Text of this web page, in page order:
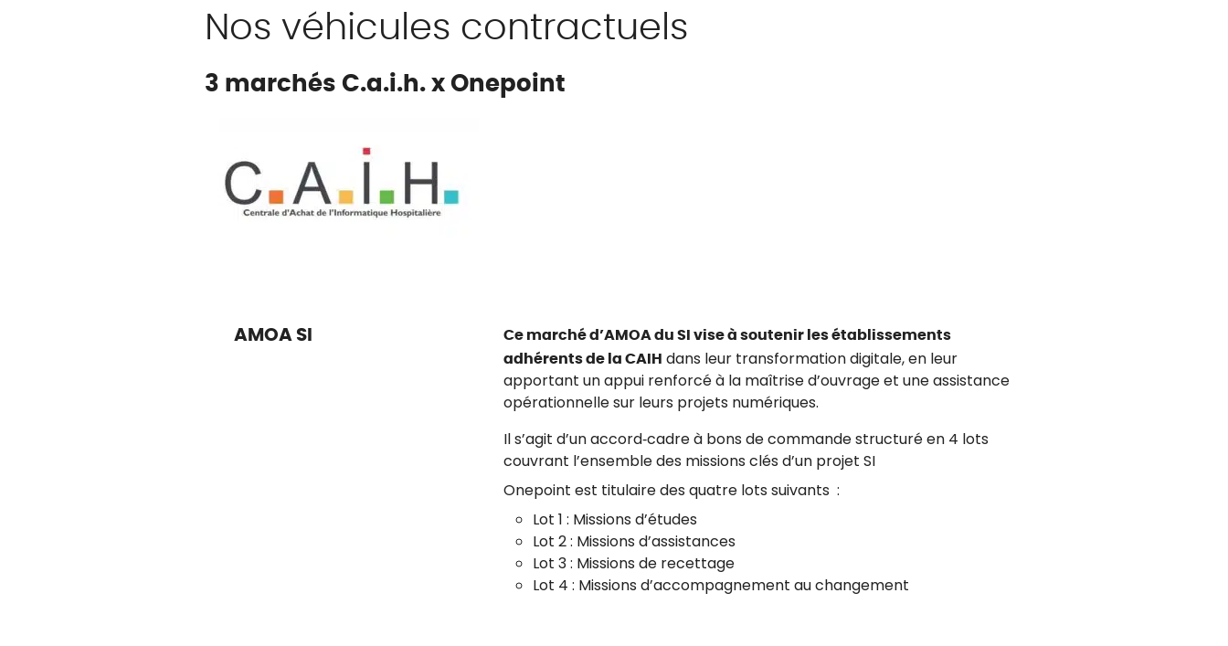
Nos véhicules contractuels
3 marchés C.a.i.h. x Onepoint
AMOA SI
Ce marché d’AMOA du SI vise à soutenir les établissements
adhérents de la CAIH dans leur transformation digitale, en leur
apportant un appui renforcé à la maîtrise d’ouvrage et une assistance
opérationnelle sur leurs projets numériques.
Il s’agit d’un accord‑cadre à bons de commande structuré en 4 lots
couvrant l’ensemble des missions clés d’un projet SI
Onepoint est titulaire des quatre lots suivants :
Lot 1 : Missions d’études
Lot 2 : Missions d’assistances
Lot 3 : Missions de recettage
Lot 4 : Missions d’accompagnement au changement